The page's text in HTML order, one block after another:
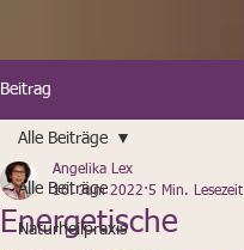
Beitrag
Alle Beiträge
Naturheilpraxis
Alle Beiträge
Energetische
Angelika Lex
16. Juni 2022 5 Min. Lesezeit